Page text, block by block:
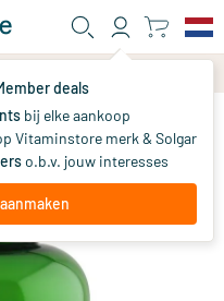
deals
bij elke aankoop
Vitaminstore merk & Solgar
o.b.v. jouw interesses
68.